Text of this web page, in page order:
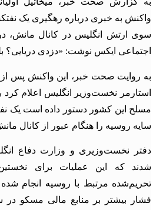
واکنش به خبری درباره رهگیری یک
سوی ارتش انگلیس در کانال مانش،
اجتماعی ایکس نوشت: «دزدی دریایی؟
به روایت صحت خبر، این واکنش پس
استارمر نخست‌وزیر انگلیس اعلام کرد
مسلح این کشور دستور داده است یک
سایه روسیه را هنگام عبور از کانال
دفتر نخست‌وزیری و وزارت دفاع
شدند که این عملیات برای
تحریم‌شده مرتبط با روسیه انجام
فشار بیشتر بر منابع مالی مسکو در